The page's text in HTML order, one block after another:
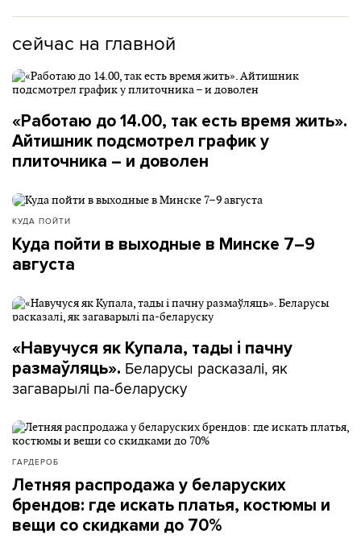
сейчас на главной
«Работаю до 14.00, так есть время жить».
Айтишник подсмотрел график у
плиточника – и доволен
КУДА ПОЙТИ
Куда пойти в выходные в Минске 7–9
августа
«Навучуся як Купала, тады і пачну
размаўляць». Беларусы расказалі, як
загаварылі па-беларуску
ГАРДЕРОБ
Летняя распродажа у беларуских
брендов: где искать платья, костюмы и
вещи со скидками до 70%